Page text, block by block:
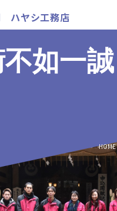
ハヤシ工務店
如一誠
HOME